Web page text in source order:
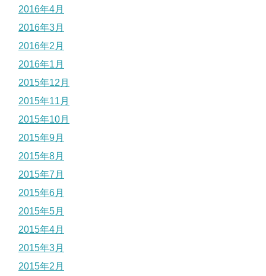
2016年4月
2016年3月
2016年2月
2016年1月
2015年12月
2015年11月
2015年10月
2015年9月
2015年8月
2015年7月
2015年6月
2015年5月
2015年4月
2015年3月
2015年2月